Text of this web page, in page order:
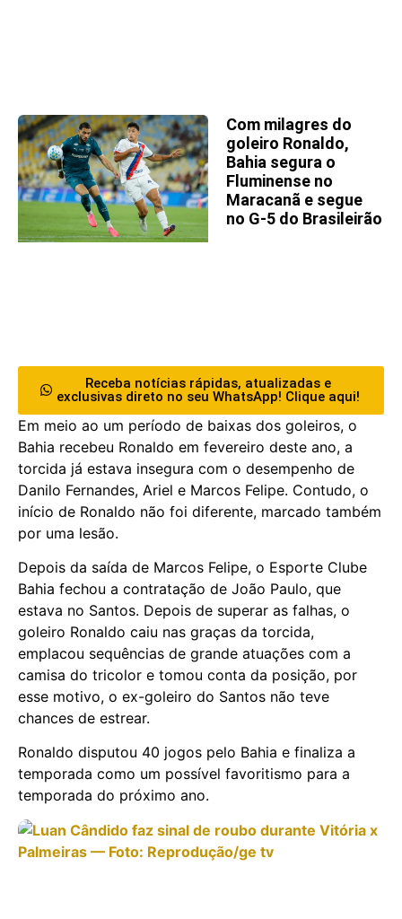
Com milagres do
goleiro Ronaldo,
Bahia segura o
Fluminense no
Maracanã e segue
no G-5 do Brasileirão
Receba notícias rápidas, atualizadas e
exclusivas direto no seu WhatsApp! Clique aqui!
Em meio ao um período de baixas dos goleiros, o
Bahia recebeu Ronaldo em fevereiro deste ano, a
torcida já estava insegura com o desempenho de
Danilo Fernandes, Ariel e Marcos Felipe. Contudo, o
início de Ronaldo não foi diferente, marcado também
por uma lesão.
Depois da saída de Marcos Felipe, o Esporte Clube
Bahia fechou a contratação de João Paulo, que
estava no Santos. Depois de superar as falhas, o
goleiro Ronaldo caiu nas graças da torcida,
emplacou sequências de grande atuações com a
camisa do tricolor e tomou conta da posição, por
esse motivo, o ex-goleiro do Santos não teve
chances de estrear.
Ronaldo disputou 40 jogos pelo Bahia e finaliza a
temporada como um possível favoritismo para a
temporada do próximo ano.